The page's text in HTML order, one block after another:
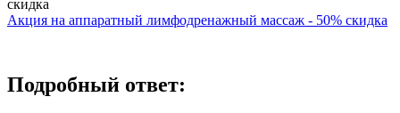
Акция на аппаратный лимфодренажный массаж - 50% скидка
Подробный ответ: